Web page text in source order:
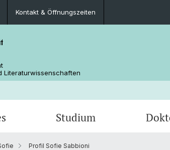
Kontakt & Öffnungszeiten
Literaturwissenschaften
Studium
Profil Sofie Sabbioni